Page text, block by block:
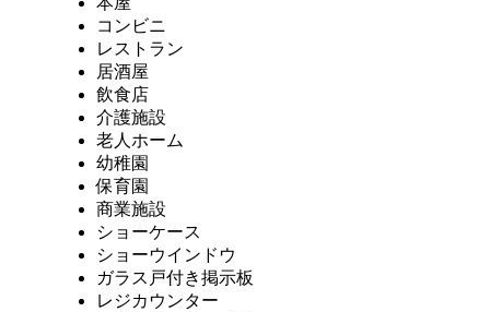
コンビニ
レストラン
居酒屋
飲食店
介護施設
老人ホーム
幼稚園
保育園
商業施設
ショーケース
ショーウインドウ
ガラス戸付き掲示板
レジカウンター